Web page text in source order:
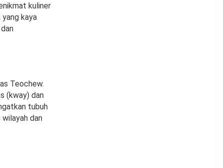
kuliner
yang kaya
Teochew.
(kway) dan
tubuh
dan